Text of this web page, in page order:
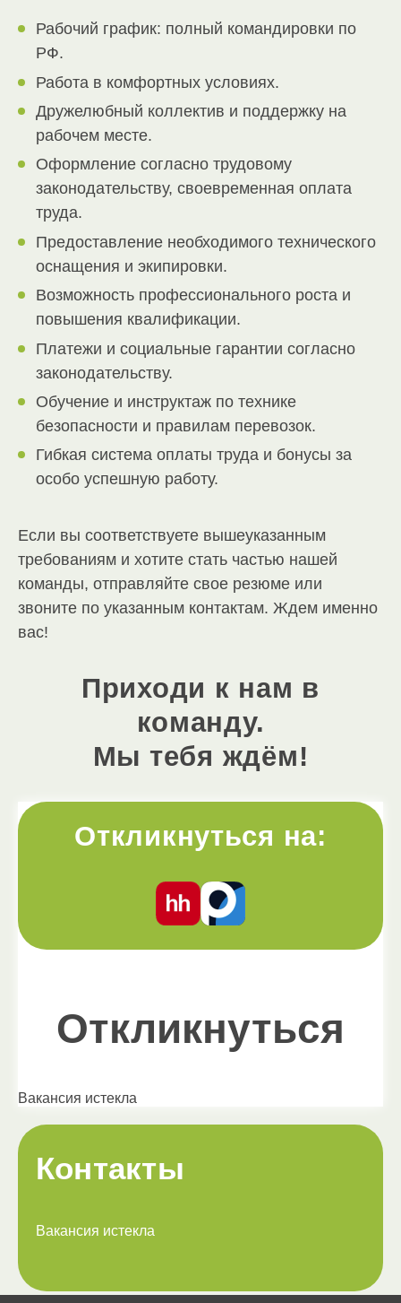
Рабочий график: полный командировки по
РФ.
Работа в комфортных условиях.
Дружелюбный коллектив и поддержку на
рабочем месте.
Оформление согласно трудовому
законодательству, своевременная оплата
труда.
Предоставление необходимого технического
оснащения и экипировки.
Возможность профессионального роста и
повышения квалификации.
Платежи и социальные гарантии согласно
законодательству.
Обучение и инструктаж по технике
безопасности и правилам перевозок.
Гибкая система оплаты труда и бонусы за
особо успешную работу.
Если вы соответствуете вышеуказанным
требованиям и хотите стать частью нашей
команды, отправляйте свое резюме или
звоните по указанным контактам. Ждем именно
вас!
Приходи к нам в
команду.
Мы тебя ждём!
Откликнуться на:
Откликнуться
Вакансия истекла
Контакты
Вакансия истекла